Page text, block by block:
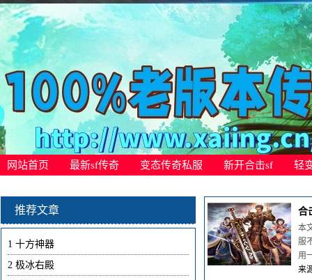
网站首页 最新sf传奇 变态传奇私服 新开合击sf 轻
合
本
服
用
来
推荐文章
1 十方神器
2 极冰右殿